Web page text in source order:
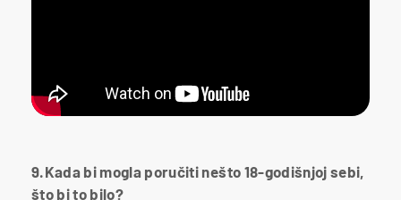
9.Kada bi mogla poručiti nešto 18-godišnjoj sebi,
što bi to bilo?